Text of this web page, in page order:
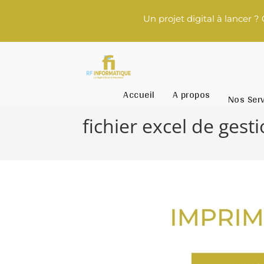
Un projet digital à lancer ?
Accueil A propos Nos
fichier excel de